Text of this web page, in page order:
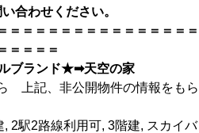
合わせください。
＝＝＝＝＝＝＝＝＝＝＝＝＝＝＝
＝＝＝＝
ブランド★➡天空の家
, 2駅2路線利用可, 3階建, スカイバ